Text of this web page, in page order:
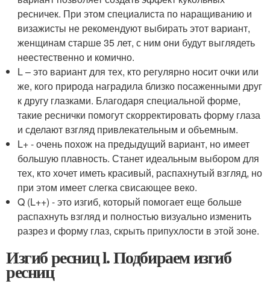
ресничек. При этом специалиста по наращиванию и
визажисты не рекомендуют выбирать этот вариант,
женщинам старше 35 лет, с ним они будут выглядеть
неестественно и комично.
L – это вариант для тех, кто регулярно носит очки или
же, кого природа наградила близко посаженными друг
к другу глазками. Благодаря специальной форме,
такие реснички помогут скорректировать форму глаза
и сделают взгляд привлекательным и объемным.
L+ - очень похож на предыдущий вариант, но имеет
большую плавность. Станет идеальным выбором для
тех, кто хочет иметь красивый, распахнутый взгляд, но
при этом имеет слегка свисающее веко.
Q (L++) - это изгиб, который помогает еще больше
распахнуть взгляд и полностью визуально изменить
разрез и форму глаз, скрыть припухлости в этой зоне.
Изгиб ресниц l. Подбираем изгиб
ресниц